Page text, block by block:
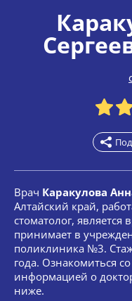
Врач Каракулова
Алтайский край,
стоматолог, является
принимает в
поликлиника №3.
года. Ознакомиться
информацией о
ниже.